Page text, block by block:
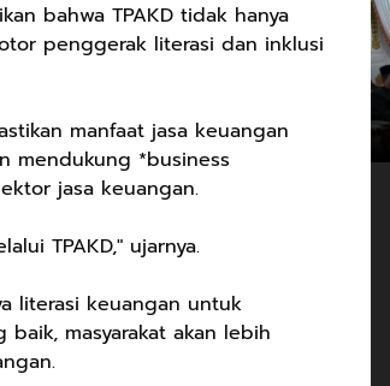
bahwa TPAKD tidak hanya
penggerak literasi dan inklusi
manfaat jasa keuangan
mendukung *business
jasa keuangan.
TPAKD," ujarnya.
literasi keuangan untuk
masyarakat akan lebih